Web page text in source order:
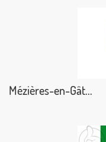
Mézières-en-Gât...